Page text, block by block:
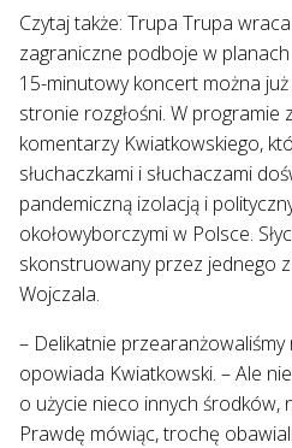
Czytaj także: Trupa Trupa
zagraniczne podboje w planach
15-minutowy koncert można
stronie rozgłośni. W programie
komentarzy Kwiatkowskiego,
słuchaczkami i słuchaczami
pandemiczną izolacją i
okołowyborczymi w Polsce.
skonstruowany przez jednego z
Wojczala.
– Delikatnie
opowiada Kwiatkowski. – Ale
o użycie nieco innych środków,
Prawdę mówiąc, trochę